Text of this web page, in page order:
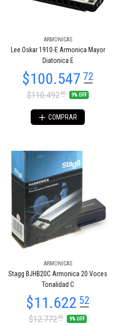
ARMONICAS
Lee Oskar 1910-E Armonica Mayor
Diatonica E
$110.49200 9% OFF
COMPRAR
ARMONICAS
Stagg BJHB20C Armonica 20 Voces
Tonalidad C
$12.77200 9% OFF
54